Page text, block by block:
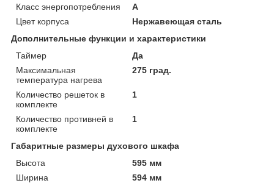
Класс энергопотребления
A
Цвет корпуса
Нержавеющая сталь
Дополнительные функции и характеристики
Таймер
Да
Максимальная
температура нагрева
275 град.
Количество решеток в
комплекте
1
Количество противней в
комплекте
1
Габаритные размеры духового шкафа
Высота
595 мм
Ширина
594 мм